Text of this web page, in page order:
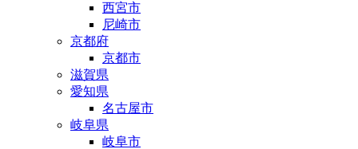
西宮市
尼崎市
京都府
京都市
滋賀県
愛知県
名古屋市
岐阜県
岐阜市